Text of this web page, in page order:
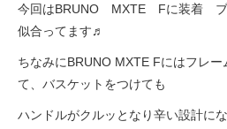
今回はBRUNO MXTE Fに装着 ブ
似合ってます♬
ちなみにBRUNO MXTE Fにはフレ
て、バスケットをつけても
ハンドルがクルッとなり辛い設計に